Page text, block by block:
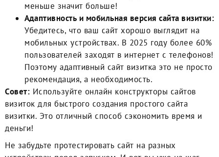
меньше значит больше!
Адаптивность и мобильная версия сайта визитки:
Убедитесь, что ваш сайт хорошо выглядит на
мобильных устройствах. В 2025 году более 60%
пользователей заходят в интернет с телефонов!
Поэтому адаптивный сайт визитка это не просто
рекомендация, а необходимость.
Совет: Используйте онлайн конструкторы сайтов
визиток для быстрого создания простого сайта
визитки. Это отличный способ сэкономить время и
деньги!
Не забудьте протестировать сайт на разных